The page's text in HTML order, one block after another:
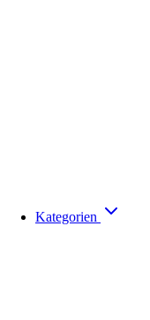
Kategorien